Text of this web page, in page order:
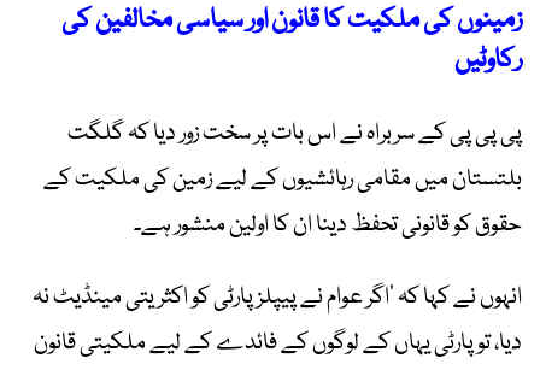
زمینوں کی ملکیت کا قانون اور سیاسی مخالفین کی
رکاوٹیں
پی پی پی کے سربراہ نے اس بات پر سخت زور دیا کہ گلگت
بلتستان میں مقامی رہائشیوں کے لیے زمین کی ملکیت کے
حقوق کو قانونی تحفظ دینا ان کا اولین منشور ہے۔
انہوں نے کہا کہ ’اگر عوام نے پیپلز پارٹی کو اکثریتی مینڈیٹ نہ
دیا، تو پارٹی یہاں کے لوگوں کے فائدے کے لیے ملکیتی قانون